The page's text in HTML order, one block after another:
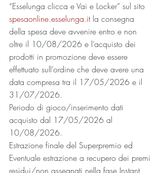
“Esselunga clicca e Vai e Locker” sul sito
spesaonline.esselunga.it la consegna
della spesa deve avvenire entro e non
oltre il 10/08/2026 e l’acquisto dei
prodotti in promozione deve essere
effettuato sull’ordine che deve avere una
data compresa tra il 17/05/2026 e il
31/07/2026.
Periodo di gioco/inserimento dati
acquisto dal 17/05/2026 al
10/08/2026.
Estrazione finale del Superpremio ed
Eventuale estrazione a recupero dei premi
residui/non assegnati nella fase Instant